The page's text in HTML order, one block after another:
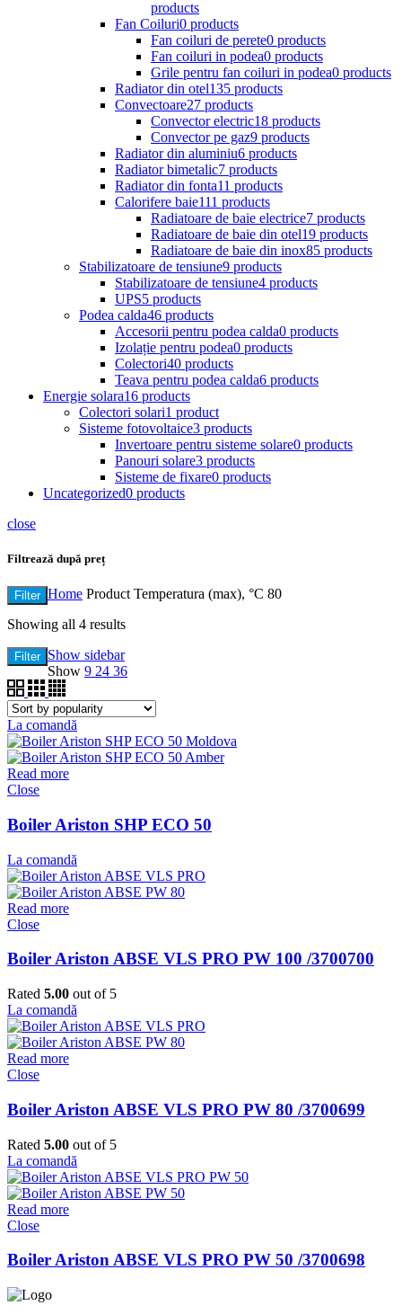
products
Fan Coiluri0 products
Fan coiluri de perete0 products
Fan coiluri in podea0 products
Grile pentru fan coiluri in podea0 products
Radiator din otel135 products
Convectoare27 products
Convector electric18 products
Convector pe gaz9 products
Radiator din aluminiu6 products
Radiator bimetalic7 products
Radiator din fonta11 products
Calorifere baie111 products
Radiatoare de baie electrice7 products
Radiatoare de baie din otel19 products
Radiatoare de baie din inox85 products
Stabilizatoare de tensiune9 products
Stabilizatoare de tensiune4 products
UPS5 products
Podea calda46 products
Accesorii pentru podea calda0 products
Izolație pentru podea0 products
Colectori40 products
Teava pentru podea calda6 products
Energie solara16 products
Colectori solari1 product
Sisteme fotovoltaice3 products
Invertoare pentru sisteme solare0 products
Panouri solare3 products
Sisteme de fixare0 products
Uncategorized0 products
close
Filtrează după preț
Filter Home Product Temperatura (max), °C 80
Showing all 4 results
Filter Show sidebar
Show 9 24 36
La comandă
Read more
Close
Boiler Ariston SHP ECO 50
La comandă
Read more
Close
Boiler Ariston ABSE VLS PRO PW 100 /3700700
Rated 5.00 out of 5
La comandă
Read more
Close
Boiler Ariston ABSE VLS PRO PW 80 /3700699
Rated 5.00 out of 5
La comandă
Read more
Close
Boiler Ariston ABSE VLS PRO PW 50 /3700698